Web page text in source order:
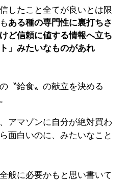
したこと全てが良いとは限
ある種の専門性に裏打ちさ
ど信頼に値する情報へ立ち
」みたいなものがあれ
〝給食〟の献立を決める
アマゾンに自分が絶対買わ
面白いのに、みたいなこと
般に必要かもと思い書いて